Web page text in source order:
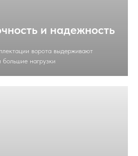
и надежность
ворота выдерживают
нагрузки